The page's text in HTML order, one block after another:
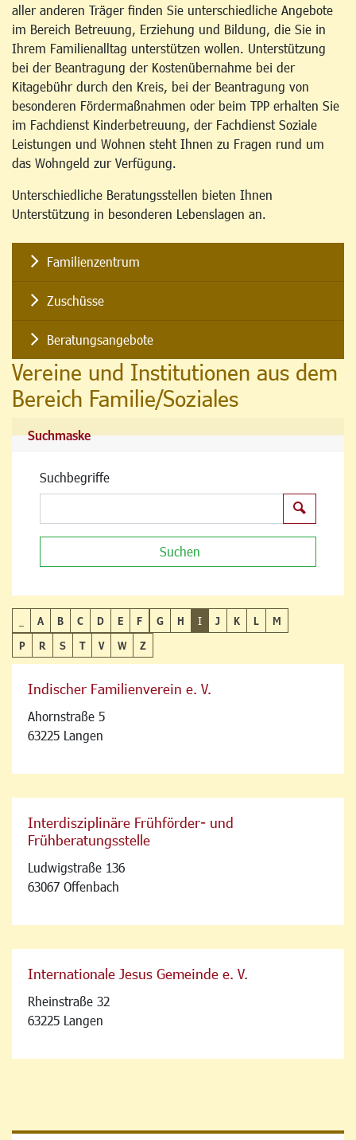
aller anderen Träger finden Sie unterschiedliche Angebote
im Bereich Betreuung, Erziehung und Bildung, die Sie in
Ihrem Familienalltag unterstützen wollen. Unterstützung
bei der Beantragung der Kostenübernahme bei der
Kitagebühr durch den Kreis, bei der Beantragung von
besonderen Fördermaßnahmen oder beim TPP erhalten Sie
im Fachdienst Kinderbetreuung, der Fachdienst Soziale
Leistungen und Wohnen steht Ihnen zu Fragen rund um
das Wohngeld zur Verfügung.
Unterschiedliche Beratungsstellen bieten Ihnen
Unterstützung in besonderen Lebenslagen an.
Familienzentrum
Zuschüsse
Beratungsangebote
Vereine und Institutionen aus dem
Bereich Familie/Soziales
Suchmaske
Suchbegriffe
Suchen
A B C D E F G H I J K L
M
P
R S T V W Z
Indischer Familienverein e. V.
Ahornstraße 5
63225 Langen
Interdisziplinäre Frühförder- und
Frühberatungsstelle
Ludwigstraße 136
63067 Offenbach
Internationale Jesus Gemeinde e. V.
Rheinstraße 32
63225 Langen